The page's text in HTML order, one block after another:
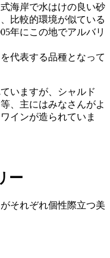
海岸で水はけの良い砂
比較的環境が似ている
年にこの地でアルバリ
代表する品種となって
いますが、シャルド
、主にはみなさんがよ
インが造られていま
ー
それぞれ個性際立つ美